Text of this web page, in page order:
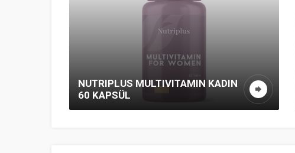
NUTRIPLUS MULTIVITAMIN KADIN
60 KAPSÜL